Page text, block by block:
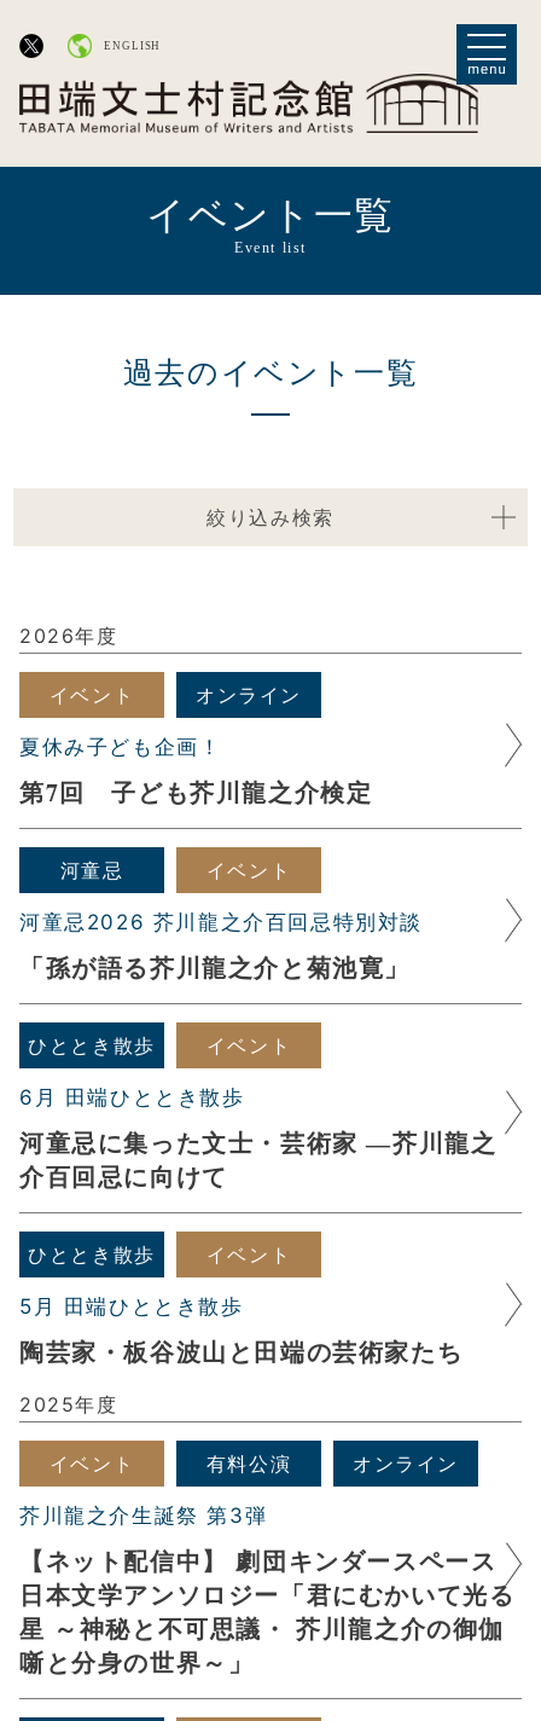
ENGLISH
イベント一覧
Event list
過去のイベント一覧
絞り込み検索
2026年度
イベント オンライン
夏休み子ども企画！
第7回 子ども芥川龍之介検定
河童忌 イベント
河童忌2026 芥川龍之介百回忌特別対談
「孫が語る芥川龍之介と菊池寛」
ひととき散歩 イベント
6月 田端ひととき散歩
河童忌に集った文士・芸術家 ―芥川龍之
介百回忌に向けて
ひととき散歩 イベント
5月 田端ひととき散歩
陶芸家・板谷波山と田端の芸術家たち
2025年度
イベント 有料公演 オンライン
芥川龍之介生誕祭 第3弾
【ネット配信中】 劇団キンダースペース
日本文学アンソロジー「君にむかいて光る
星 ～神秘と不可思議・ 芥川龍之介の御伽
噺と分身の世界～」